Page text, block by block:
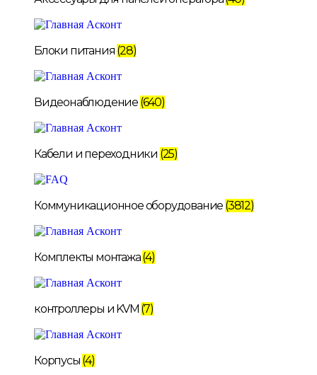
Блоки питания (28)
Видеонаблюдение (640)
Кабели и переходники (25)
Коммуникационное оборудование (3812)
Комплекты монтажа(4)
контроллеры и KVM (7)
Корпусы (4)